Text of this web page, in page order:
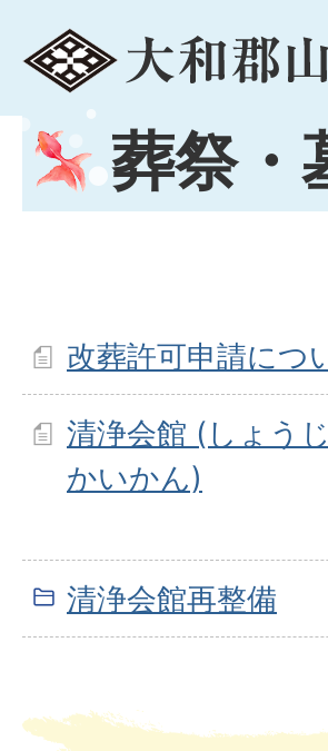
葬祭・
改葬許可申請につ
清浄会館 (しょう
かいかん)
清浄会館再整備